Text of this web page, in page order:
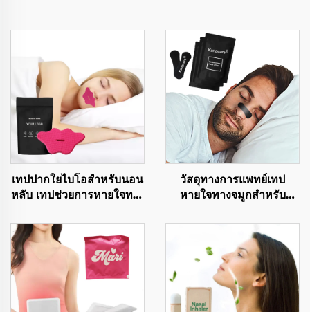
เทปปากใยไบโอสำหรับนอน
หลับ เทปช่วยการหายใจทาง
หลับ
วัสดุทางการแพทย์เทป
หายใจทางจมูกสำหรับ
สำหรับบรรเทาการกรนและ
ช่วยการหายใจทางจมูก